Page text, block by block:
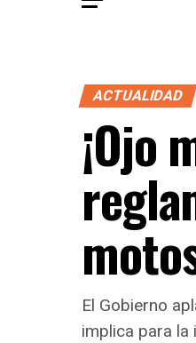
ACTUALIDAD
¡Ojo
El Gobierno
implica para